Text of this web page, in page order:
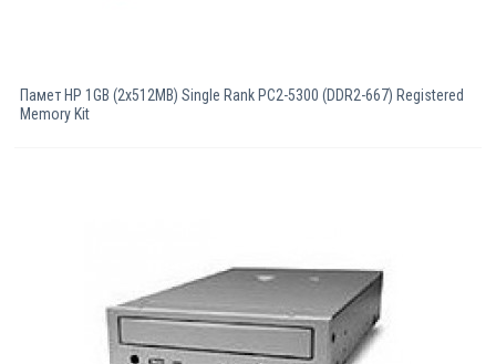
Памет HP 1GB (2x512MB) Single Rank PC2-5300 (DDR2-667) Registered
Memory Kit